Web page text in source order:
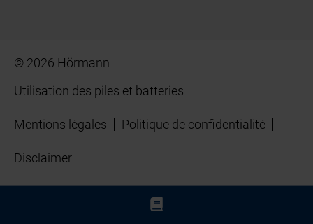
© 2026 Hörmann
Utilisation des piles et batteries
Mentions légales Politique de confidentialité
Disclaimer